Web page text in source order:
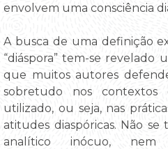
envolvem uma consciência
A busca de uma definição
“diáspora” tem-se revelado
que muitos autores
sobretudo nos
utilizado, ou seja, nas
atitudes diaspóricas. Não
analítico inócuo,